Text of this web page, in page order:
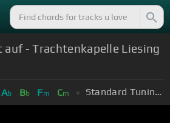
auf - Trachtenkapelle Liesing
Ab Bb Fm Cm Standard Tuning (EADGBE)